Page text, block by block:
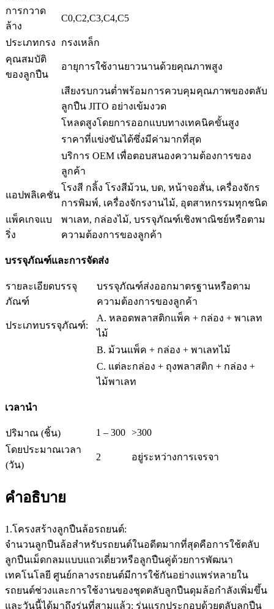
การกวาด
ล้าง
C0,C2,C3,C4,C5
ประเภทกรง
กรงเหล็ก
คุณสมบัติ
ของลูกปืน
อายุการใช้งานยาวนานด้วยคุณภาพสูง
เสียงรบกวนต่ำพร้อมการควบคุมคุณภาพของตลับ
ลูกปืน JITO อย่างเข้มงวด
โหลดสูงโดยการออกแบบทางเทคนิคขั้นสูง
ราคาที่แข่งขันได้ซึ่งมีค่ามากที่สุด
บริการ OEM เพื่อตอบสนองความต้องการของ
ลูกค้า
แอปพลิเคชัน
โรงสี กลิ้ง โรงสีม้วน, บด, หน้าจอสั่น, เครื่องจักร
การพิมพ์, เครื่องจักรงานไม้, อุตสาหกรรมทุกชนิด
แพ็คเกจแบ
ริ่ง
พาเลท, กล่องไม้, บรรจุภัณฑ์เชิงพาณิชย์หรือตาม
ความต้องการของลูกค้า
บรรจุภัณฑ์และการจัดส่ง
รายละเอียดบรรจุ
ภัณฑ์
บรรจุภัณฑ์ส่งออกมาตรฐานหรือตาม
ความต้องการของลูกค้า
ประเภทบรรจุภัณฑ์:
A. หลอดพลาสติกแพ็ค + กล่อง + พาเลท
ไม้
B. ม้วนแพ็ค + กล่อง + พาเลทไม้
C. แต่ละกล่อง + ถุงพลาสติก + กล่อง +
ไม้พาเลท
เวลานำ
ปริมาณ (ชิ้น) 1 – 300 >300
โดยประมาณเวลา
(วัน)
2 อยู่ระหว่างการเจรจา
คำอธิบาย
1.โครงสร้างลูกปืนล้อรถยนต์:
จำนวนลูกปืนล้อสำหรับรถยนต์ในอดีตมากที่สุดคือการใช้ตลับ
ลูกปืนเม็ดกลมแบบแถวเดี่ยวหรือลูกปืนคู่ด้วยการพัฒนา
เทคโนโลยี ศูนย์กลางรถยนต์มีการใช้กันอย่างแพร่หลายใน
รถยนต์ช่วงและการใช้งานของชุดตลับลูกปืนดุมล้อกำลังเพิ่มขึ้น
และวันนี้ได้มาถึงรุ่นที่สามแล้ว: รุ่นแรกประกอบด้วยตลับลูกปืน